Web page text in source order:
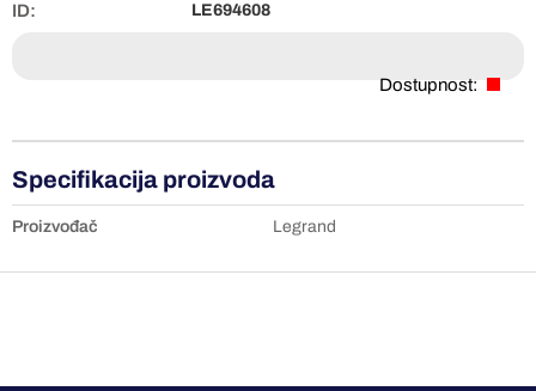
ID: LE694608
Dostupnost:
Specifikacija proizvoda
Proizvođač Legrand